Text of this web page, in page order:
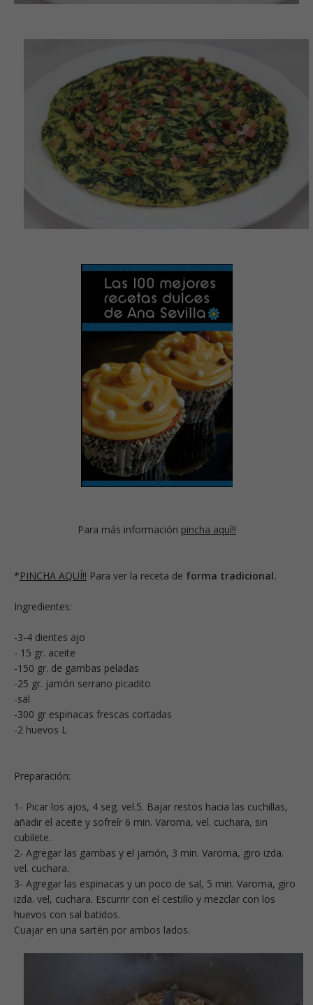
Para más información pincha aquí!!
*PINCHA AQUÍ!! Para ver la receta de forma tradicional.
Ingredientes:
-3-4 dientes ajo
- 15 gr. aceite
-150 gr. de gambas peladas
-25 gr. jamón serrano picadito
-sal
-300 gr espinacas frescas cortadas
-2 huevos L
Preparación:
1- Picar los ajos, 4 seg. vel.5. Bajar restos hacia las cuchillas,
añadir el aceite y sofreír 6 min. Varoma, vel. cuchara, sin
cubilete.
2- Agregar las gambas y el jamón, 3 min. Varoma, giro izda.
vel. cuchara.
3- Agregar las espinacas y un poco de sal, 5 min. Varoma, giro
izda. vel, cuchara. Escurrir con el cestillo y mezclar con los
huevos con sal batidos.
Cuajar en una sartén por ambos lados.